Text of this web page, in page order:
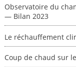
Observatoire du
— Bilan 2023
Le réchauffement
Coup de chaud sur